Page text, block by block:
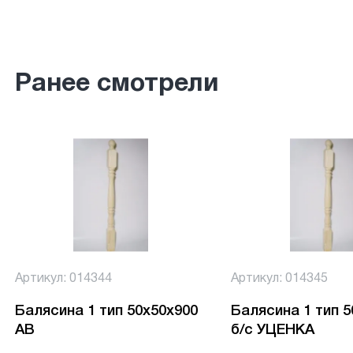
Ранее смотрели
Артикул: 014344
Балясина 1 тип 50х50х900
АВ
Артикул: 014345
Балясина 1 тип
б/с УЦЕНКА